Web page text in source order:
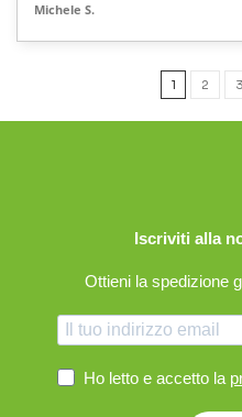
Michele S.
1 2 3
Iscriviti alla
Ottieni la spedizione
Ho letto e accetto la